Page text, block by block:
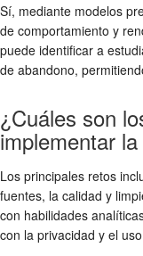
Sí, mediante modelos
de comportamiento y
puede identificar a
de abandono,
¿Cuáles son
implementar
Los principales retos
fuentes, la calidad y
con habilidades
con la privacidad y el